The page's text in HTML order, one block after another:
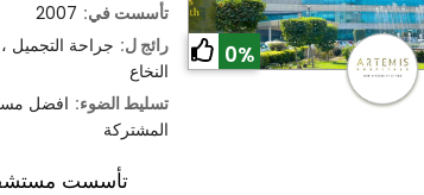
0%
تأسست في: 2007
رائج ل: جراحة التجميل
النخاع
تسليط الضوء: افضل
المشتركة